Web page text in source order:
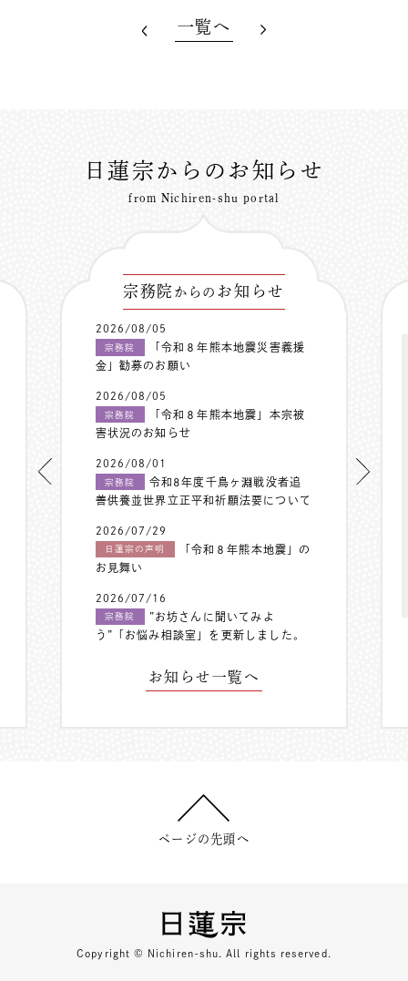
一覧へ
日蓮宗からのお知らせ
from Nichiren-shu portal
宗務院 からの お知らせ
2026/08/05
宗務院
「令和８年熊本地震災害義援
金」勧募のお願い
2026/08/05
宗務院
「令和８年熊本地震」本宗被
害状況のお知らせ
2026/08/01
宗務院
令和8年度千鳥ヶ淵戦没者追
善供養並世界立正平和祈願法要について
2026/07/29
日蓮宗の声明
「令和８年熊本地震」の
お見舞い
2026/07/16
宗務院
”お坊さんに聞いてみよ
う”「お悩み相談室」を更新しました。
お知らせ一覧へ
ページの先頭へ
Copyright © Nichiren-shu. All rights reserved.